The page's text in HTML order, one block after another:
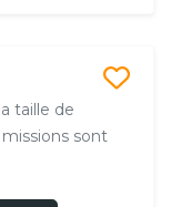
taille de
sont